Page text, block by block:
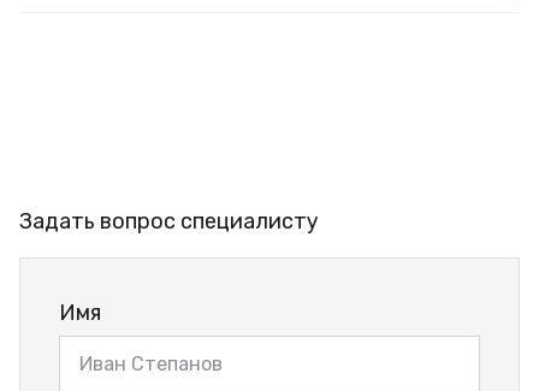
Задать вопрос специалисту
Имя